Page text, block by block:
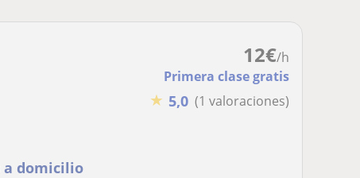
12€/h
Primera clase gratis
★ 5,0 (1 valoraciones)
a domicilio